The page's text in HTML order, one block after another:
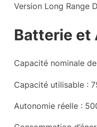
Version Long Range
Batterie et
Capacité nominale
Capacité utilisable :
Autonomie réelle :